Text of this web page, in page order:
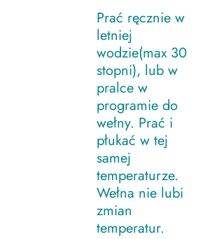
Prać ręcznie w
letniej
wodzie(max 30
stopni), lub w
pralce w
programie do
wełny. Prać i
płukać w tej
samej
temperaturze.
Wełna nie lubi
zmian
temperatur.